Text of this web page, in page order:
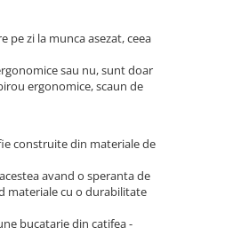
pe zi la munca asezat, ceea
sau nu, sunt doar
ergonomice, scaun de
construite din materiale de
avand o speranta de
materiale cu o durabilitate
bucatarie din catifea -